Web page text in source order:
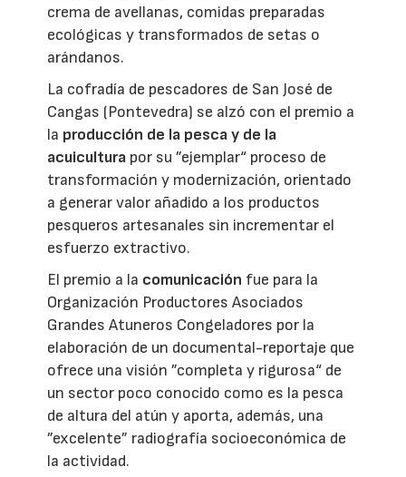
crema de avellanas, comidas preparadas
ecológicas y transformados de setas o
arándanos.
La cofradía de pescadores de San José de
Cangas (Pontevedra) se alzó con el premio a
la producción de la pesca y de la
acuicultura por su ”ejemplar“ proceso de
transformación y modernización, orientado
a generar valor añadido a los productos
pesqueros artesanales sin incrementar el
esfuerzo extractivo.
El premio a la comunicación fue para la
Organización Productores Asociados
Grandes Atuneros Congeladores por la
elaboración de un documental-reportaje que
ofrece una visión ”completa y rigurosa“ de
un sector poco conocido como es la pesca
de altura del atún y aporta, además, una
”excelente” radiografía socioeconómica de
la actividad.